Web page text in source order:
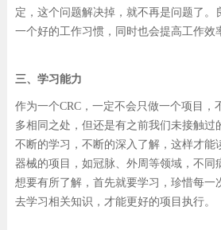
定，这个问题解决掉，就不再是问题了。
一个好的工作习惯，同时也会提高工作效
三、学习能力
作为一个CRC，一定不会只做一个项目，
多相同之处，但还是有之前我们未接触过
不断的学习，不断的深入了解，这样才能
器械的项目，如冠脉、外周等领域，不同
想要有所了解，首先就要学习，珍惜每一
去学习相关知识，才能更好的项目执行。